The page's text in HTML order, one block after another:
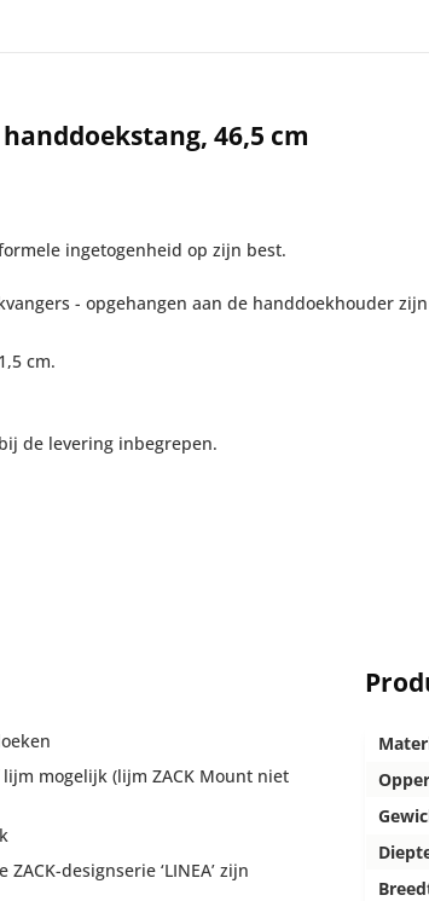
46,5 cm
ingetogenheid op zijn best.
- opgehangen aan de handdoekhouder
cm.
de levering inbegrepen.
mogelijk (lijm ZACK Mount niet
designserie ‘LINEA’ zijn